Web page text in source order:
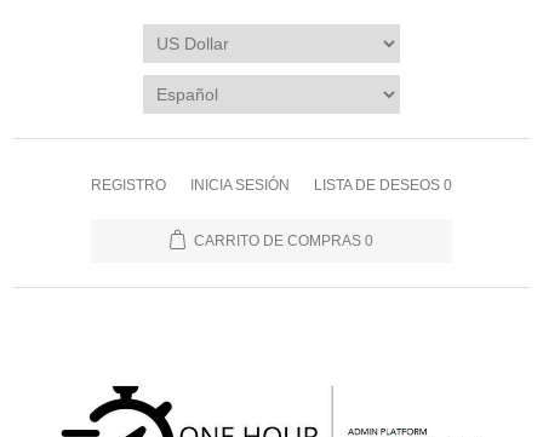
REGISTRO INICIA SESIÓN LISTA DE DESEOS 0
CARRITO DE COMPRAS 0